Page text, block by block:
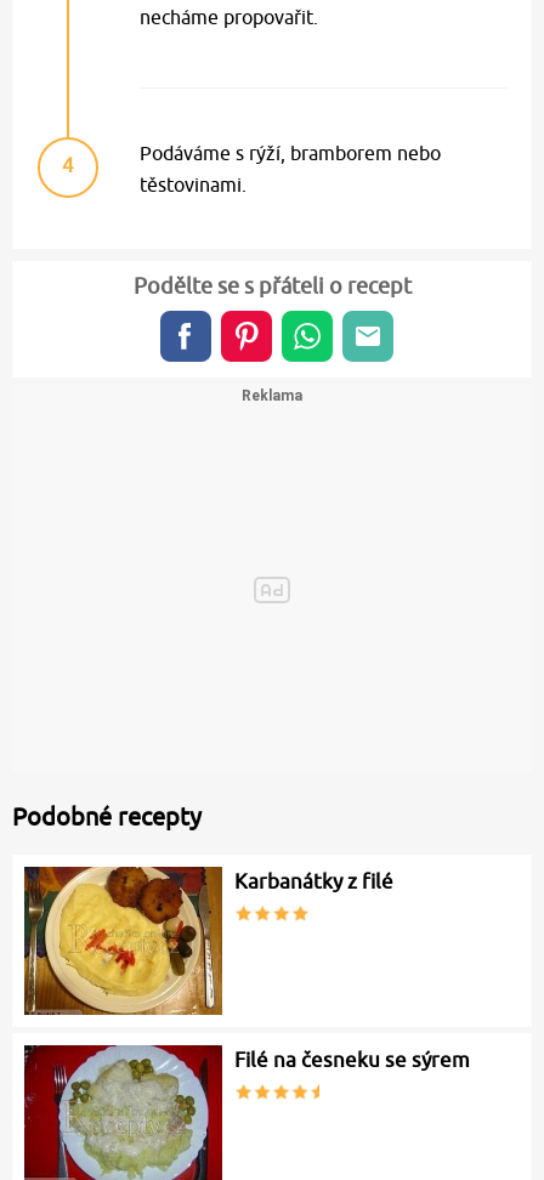
necháme propovařit.
4
Podáváme s rýží, bramborem nebo
těstovinami.
Podělte se s přáteli o recept
Podobné recepty
Karbanátky z filé
Filé na česneku se sýrem